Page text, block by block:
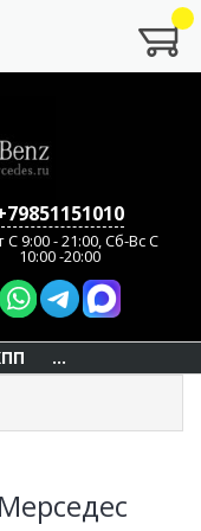
9:00 - 21:00, Сб-Вс С
10:00 -20:00
...